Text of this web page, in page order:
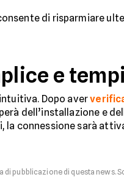
di risparmiare
e
Dopo aver
dell’installazione e
la connessione sarà
pubblicazione di questa news.